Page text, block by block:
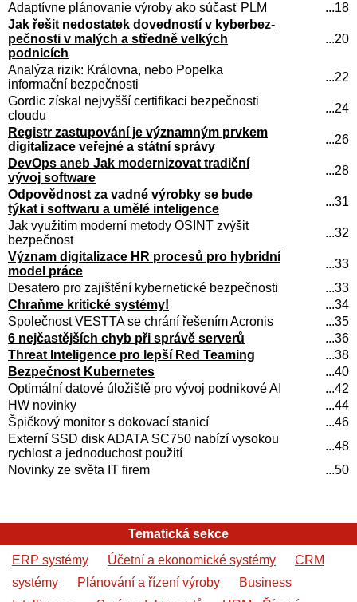
Adaptívne plánovanie výroby ako súčasť PLM
...18
Jak řešit nedostatek dovedností v kyber­bez­
peč­nos­ti v malých a středně velkých
podnicích
...20
Analýza rizik: Královna, nebo Popelka
informační bezpečnosti
...22
Gordic získal nejvyšší certifikaci bezpečnosti
cloudu
...24
Registr zastupování je významným prvkem
digitalizace veřejné a státní správy
...26
DevOps aneb Jak modernizovat tradiční
vývoj software
...28
Odpovědnost za vadné výrobky se bude
týkat i softwaru a umělé inteligence
...31
Jak využitím moderní metody OSINT zvýšit
bezpečnost
...32
Význam digitalizace HR procesů pro hybridní
model práce
...33
Desatero pro zajištění kybernetické bezpečnosti
...33
Chraňme kritické systémy!
...34
Společnost VESTTA se chrání řešením Acronis
...35
6 nejčastějších chyb při správě serverů
...36
Threat Inteligence pro lepší Red Teaming
...38
Bezpečnost Kubernetes
...40
Optimální datové úložiště pro vývoj podnikové AI
...42
HW novinky
...44
Špičkový monitor s dokovací stanicí
...46
Externí SSD disk ADATA SC750 nabízí vysokou
rychlost a jednoduchost použití
...48
Novinky ze světa IT firem
...50
Tematická sekce
ERP systémy
Účetní a ekonomické systémy
CRM
systémy
Plánování a řízení výroby
Business